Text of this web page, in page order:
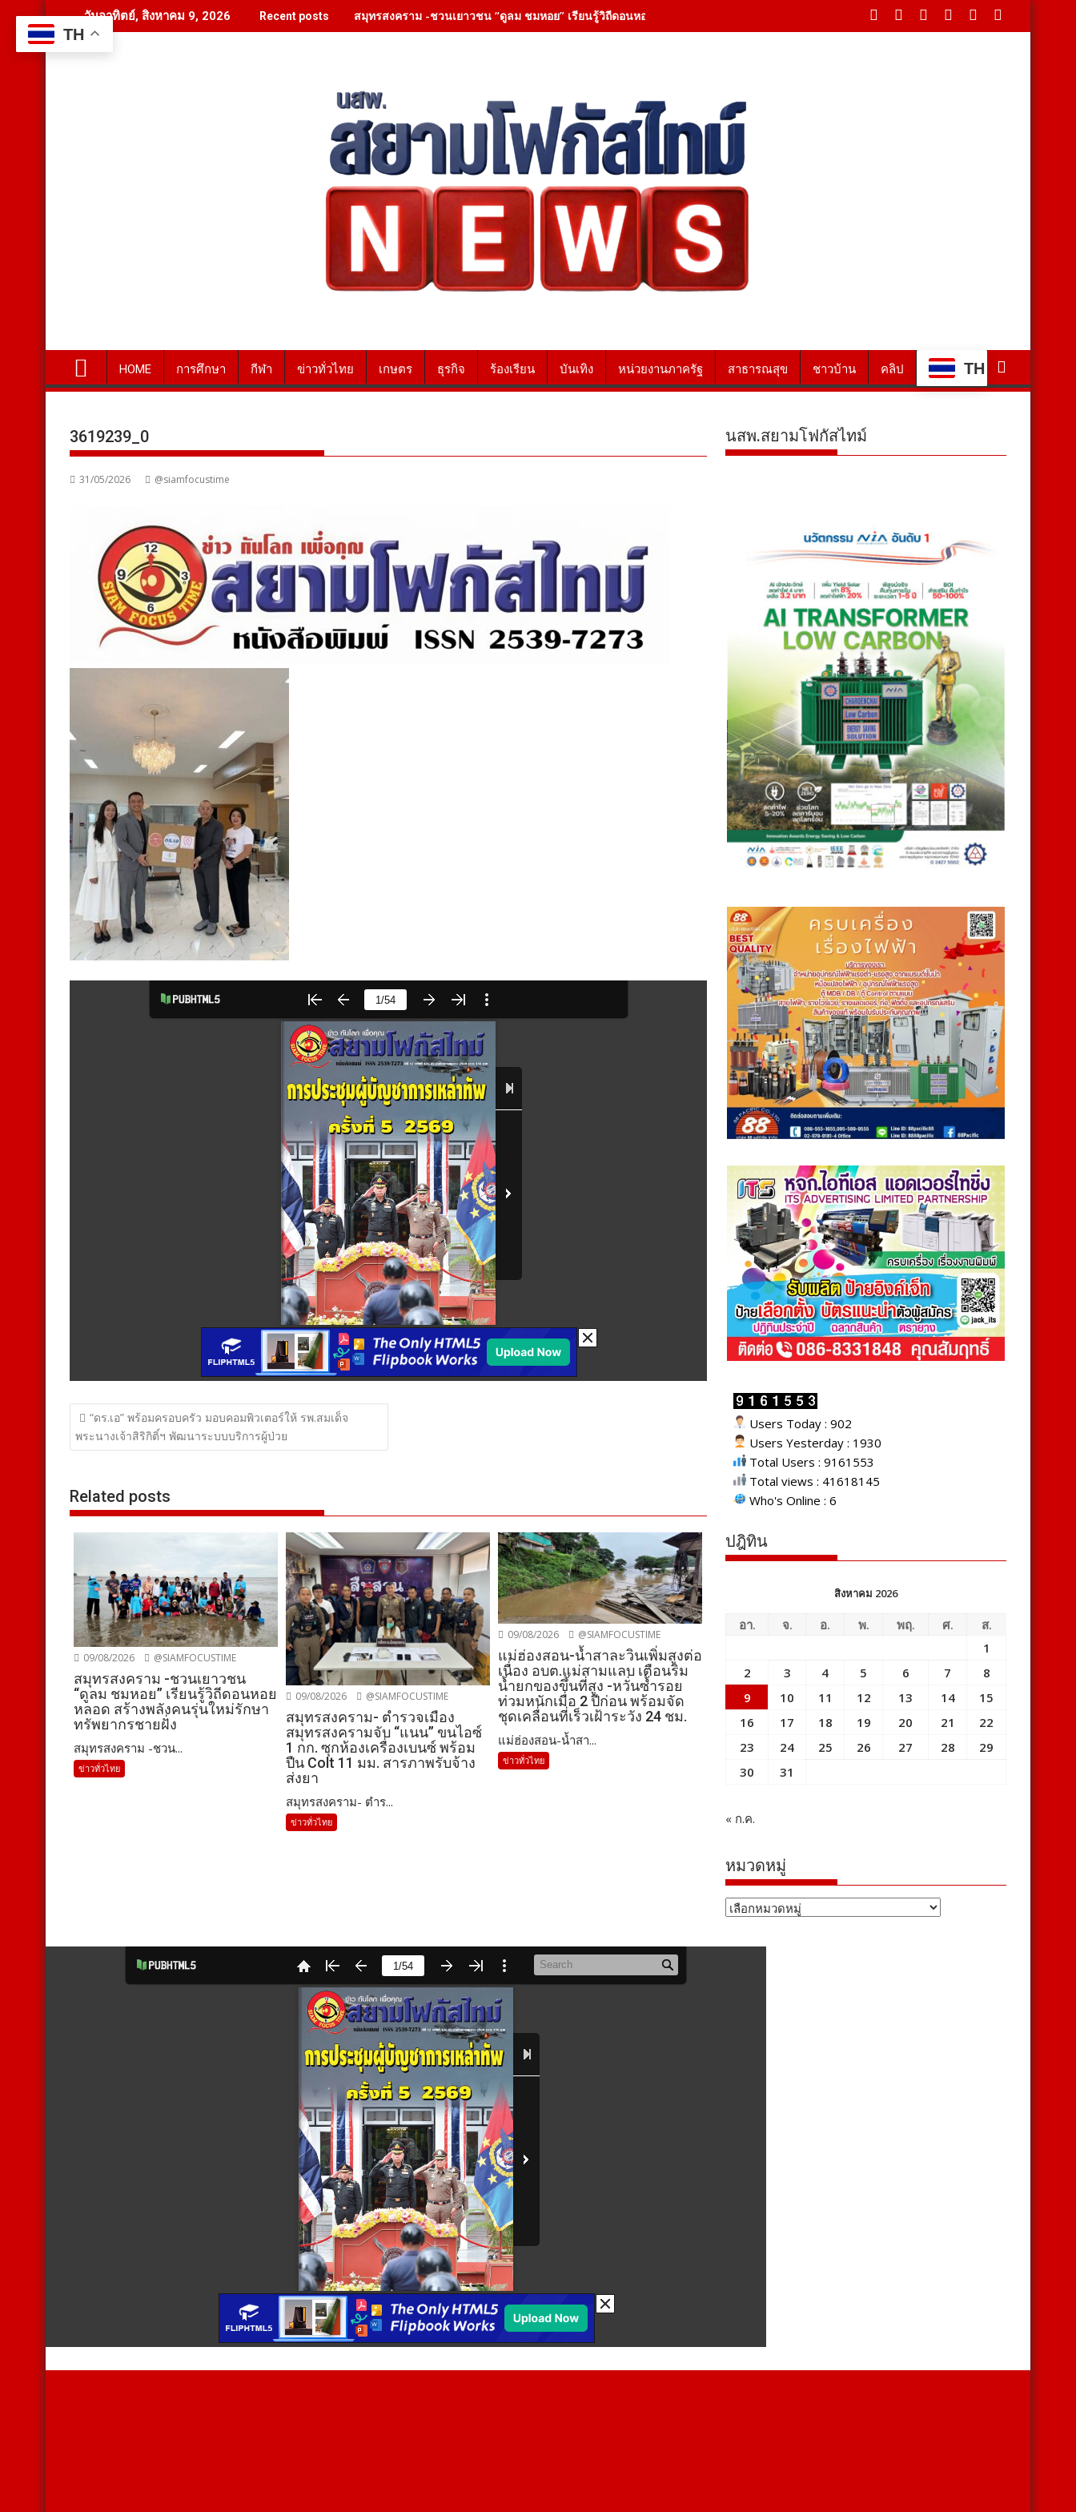
to
content
วันอาทิตย์, สิงหาคม 9, 2026 Recent posts สมุทรสงคราม -ชวนเยาวชน “ดูลม ชมหอย” เรียนรู้วิถีดอนหอยหลอด สร้างพลังคนรุ่นใหม่รักษาทรัพยากรชายฝั่ง
HOME การศึกษา กีฬา ข่าวทั่วไทย เกษตร ธุรกิจ ร้องเรียน บันเทิง หน่วยงานภาครัฐ สาธารณสุข ชาวบ้าน คลิป TH
3619239_0
31/05/2026 @siamfocustime
แนะแนว
เรื่อง
“ดร.เอ” พร้อมครอบครัว มอบคอมพิวเตอร์ให้ รพ.สมเด็จ
พระนางเจ้าสิริกิติ์ฯ พัฒนาระบบบริการผู้ป่วย
Related posts
09/08/2026 @SIAMFOCUSTIME
สมุทรสงคราม -ชวนเยาวชน
“ดูลม ชมหอย” เรียนรู้วิถีดอนหอย
หลอด สร้างพลังคนรุ่นใหม่รักษา
ทรัพยากรชายฝั่ง
สมุทรสงคราม -ชวน...
ข่าวทั่วไทย
09/08/2026 @SIAMFOCUSTIME
สมุทรสงคราม- ตำรวจเมือง
สมุทรสงครามจับ “แนน” ขนไอซ์
1 กก. ซุกห้องเครื่องเบนซ์ พร้อม
ปืน Colt 11 มม. สารภาพรับจ้าง
ส่งยา
สมุทรสงคราม- ตำร...
ข่าวทั่วไทย
09/08/2026 @SIAMFOCUSTIME
แม่ฮ่องสอน-น้ำสาละวินเพิ่มสูงต่อ
เนื่อง อบต.แม่สามแลบ เตือนริม
น้ำยกของขึ้นที่สูง -หวั่นซ้ำรอย
ท่วมหนักเมื่อ 2 ปีก่อน พร้อมจัด
ชุดเคลื่อนที่เร็วเฝ้าระวัง 24 ชม.
แม่ฮ่องสอน-น้ำสา...
ข่าวทั่วไทย
นสพ.สยามโฟกัสไทม์
Users Today : 902
Users Yesterday : 1930
Total Users : 9161553
Total views : 41618145
Who's Online : 6
ปฎิทิน
สิงหาคม 2026
อา. จ. อ. พ. พฤ. ศ.
ส.
1
2
3 4 5 6 7
8
9
10 11 12 13 14
15
16
17 18 19 20 21
22
23
24 25 26 27 28
29
30
31
« ก.ค.
หมวดหมู่
หมวด
TH